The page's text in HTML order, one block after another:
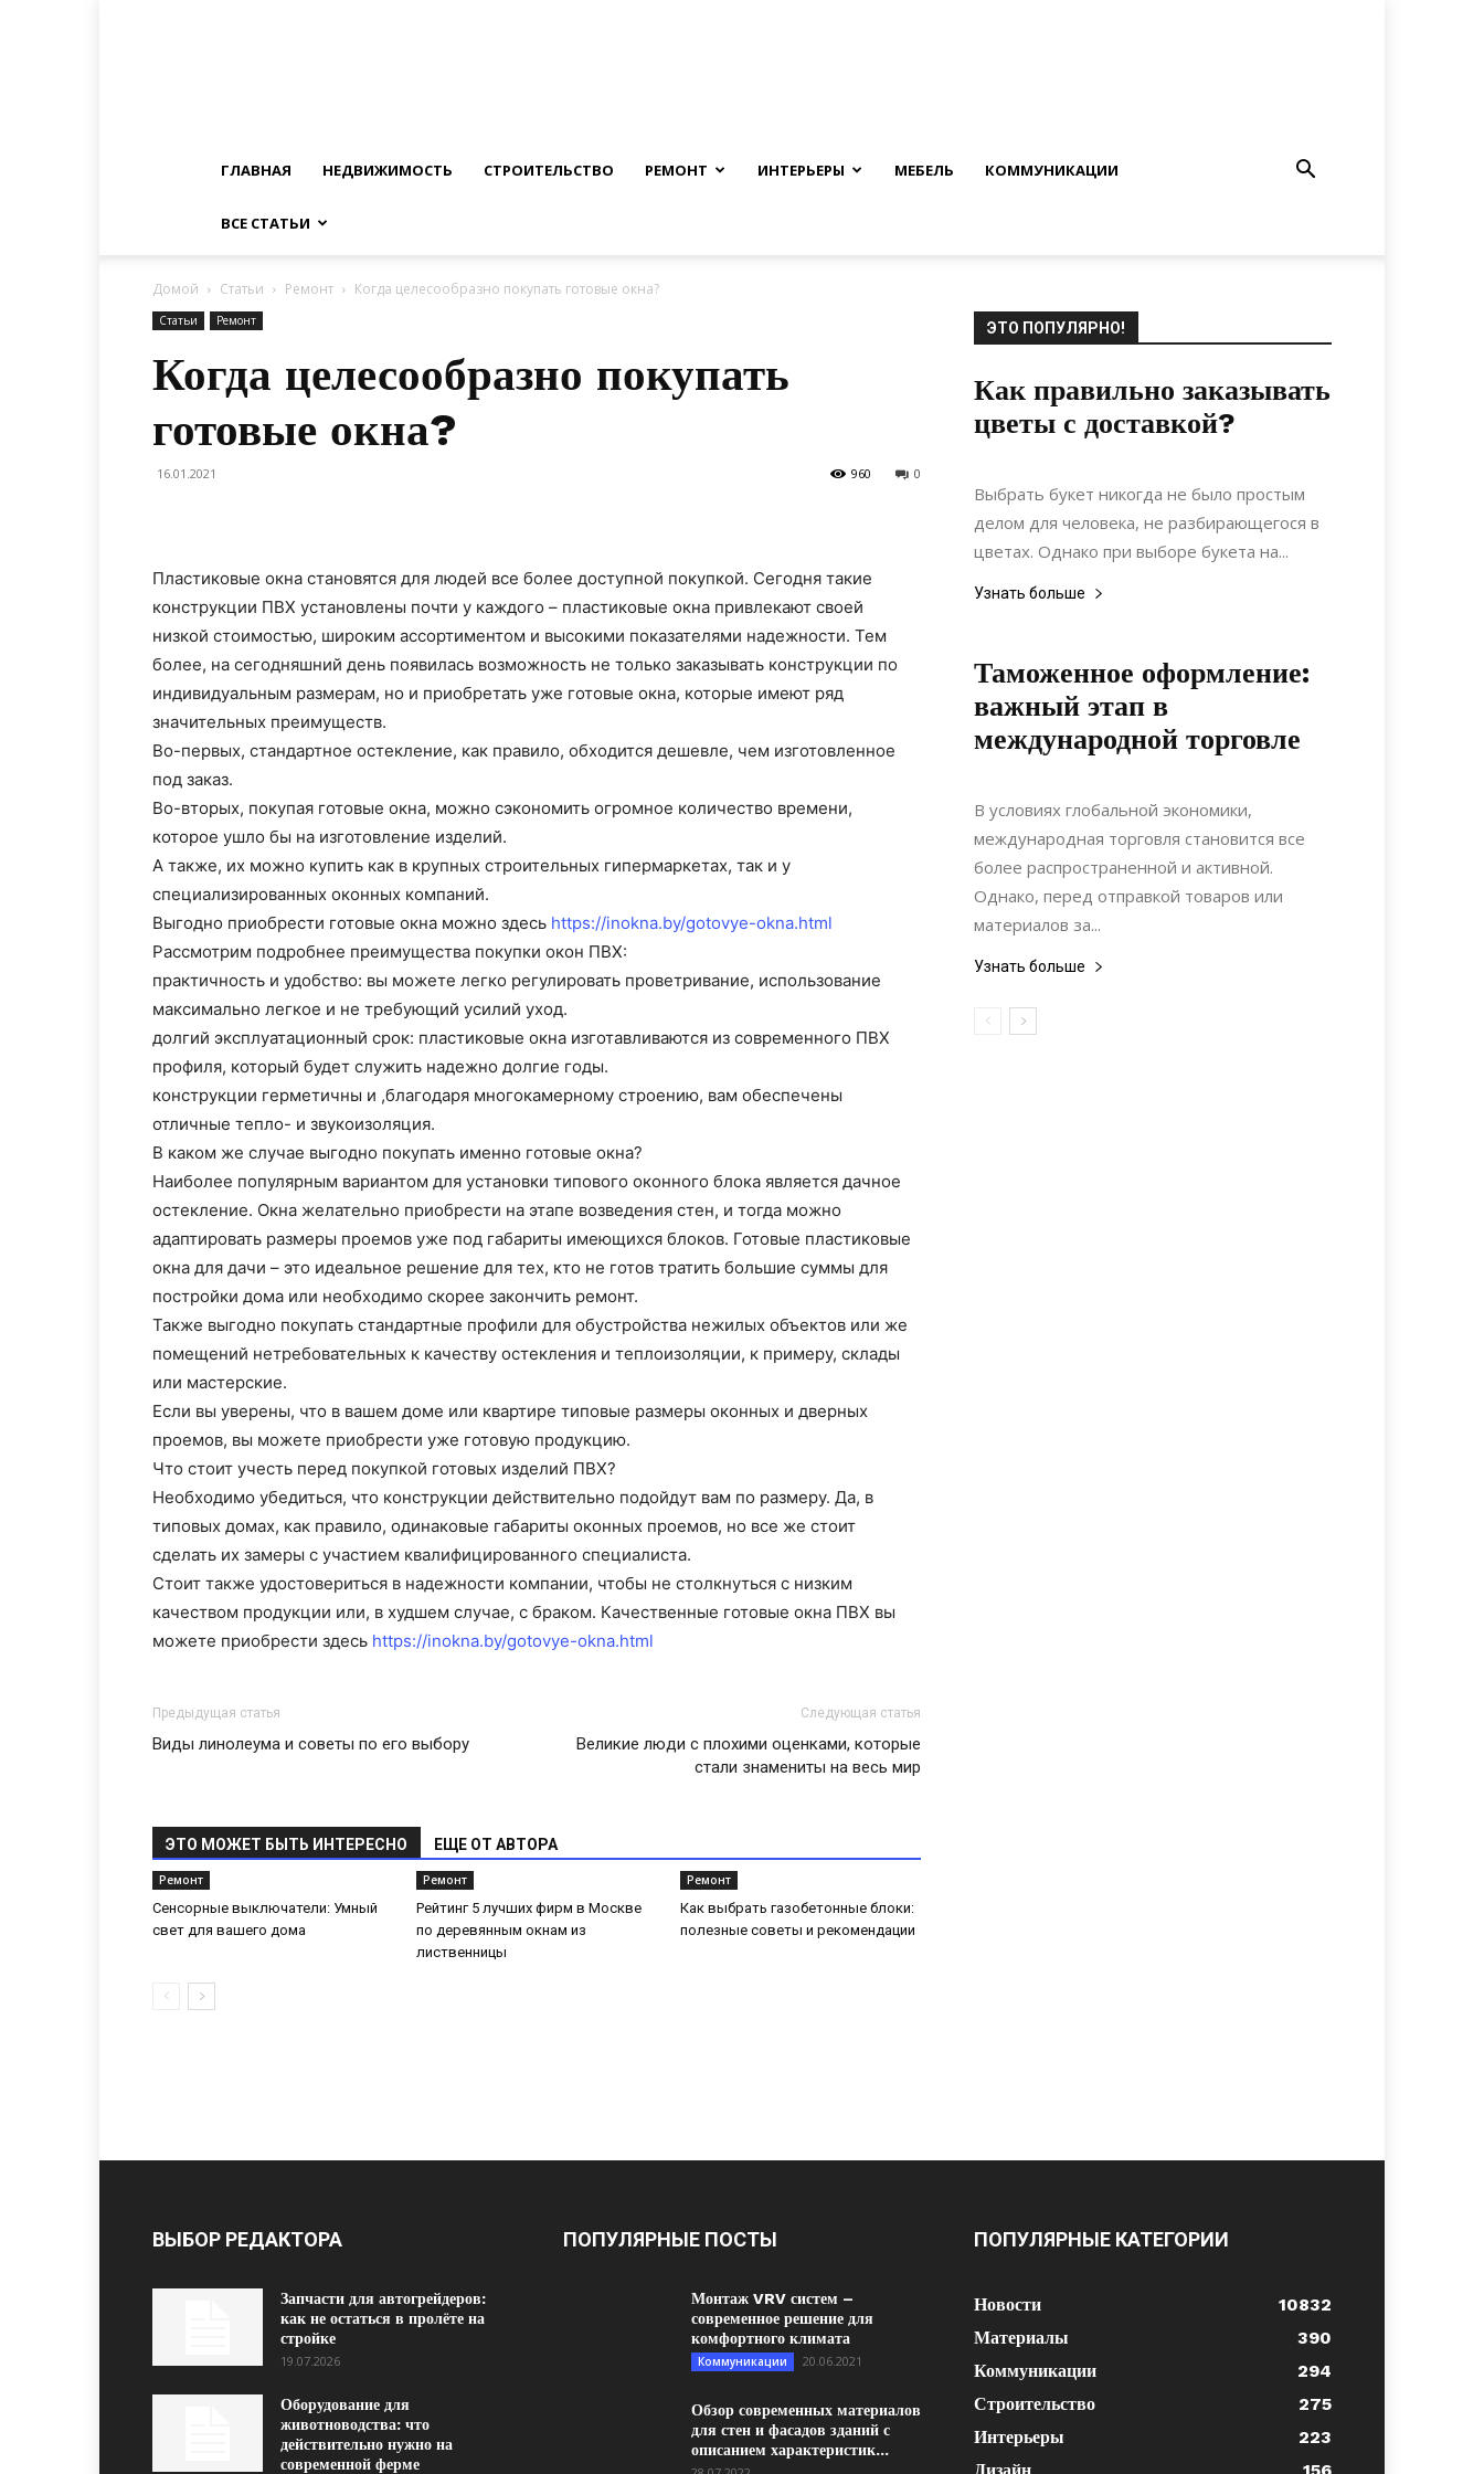
ГЛАВНАЯ НЕДВИЖИМОСТЬ СТРОИТЕЛЬСТВО РЕМОНТ ИНТЕРЬЕРЫ МЕБЕЛЬ КОММУНИКАЦИИ
ВСЕ СТАТЬИ
Домой Статьи Ремонт Когда целесообразно покупать готовые окна?
Статьи Ремонт
Когда целесообразно покупать
готовые окна?
16.01.2021 0
960
Пластиковые окна становятся для людей все более доступной покупкой. Сегодня такие
конструкции ПВХ установлены почти у каждого – пластиковые окна привлекают своей
низкой стоимостью, широким ассортиментом и высокими показателями надежности. Тем
более, на сегодняшний день появилась возможность не только заказывать конструкции по
индивидуальным размерам, но и приобретать уже готовые окна, которые имеют ряд
значительных преимуществ.
Во-первых, стандартное остекление, как правило, обходится дешевле, чем изготовленное
под заказ.
Во-вторых, покупая готовые окна, можно сэкономить огромное количество времени,
которое ушло бы на изготовление изделий.
А также, их можно купить как в крупных строительных гипермаркетах, так и у
специализированных оконных компаний.
Выгодно приобрести готовые окна можно здесь https://inokna.by/gotovye-okna.html
Рассмотрим подробнее преимущества покупки окон ПВХ:
практичность и удобство: вы можете легко регулировать проветривание, использование
максимально легкое и не требующий усилий уход.
долгий эксплуатационный срок: пластиковые окна изготавливаются из современного ПВХ
профиля, который будет служить надежно долгие годы.
конструкции герметичны и ,благодаря многокамерному строению, вам обеспечены
отличные тепло- и звукоизоляция.
В каком же случае выгодно покупать именно готовые окна?
Наиболее популярным вариантом для установки типового оконного блока является дачное
остекление. Окна желательно приобрести на этапе возведения стен, и тогда можно
адаптировать размеры проемов уже под габариты имеющихся блоков. Готовые пластиковые
окна для дачи – это идеальное решение для тех, кто не готов тратить большие суммы для
постройки дома или необходимо скорее закончить ремонт.
Также выгодно покупать стандартные профили для обустройства нежилых объектов или же
помещений нетребовательных к качеству остекления и теплоизоляции, к примеру, склады
или мастерские.
Если вы уверены, что в вашем доме или квартире типовые размеры оконных и дверных
проемов, вы можете приобрести уже готовую продукцию.
Что стоит учесть перед покупкой готовых изделий ПВХ?
Необходимо убедиться, что конструкции действительно подойдут вам по размеру. Да, в
типовых домах, как правило, одинаковые габариты оконных проемов, но все же стоит
сделать их замеры с участием квалифицированного специалиста.
Стоит также удостовериться в надежности компании, чтобы не столкнуться с низким
качеством продукции или, в худшем случае, с браком. Качественные готовые окна ПВХ вы
можете приобрести здесь https://inokna.by/gotovye-okna.html
Предыдущая статья
Виды линолеума и советы по его выбору
Следующая статья
Великие люди с плохими оценками, которые
стали знамениты на весь мир
ЭТО МОЖЕТ БЫТЬ ИНТЕРЕСНО ЕЩЕ ОТ АВТОРА
Ремонт
Сенсорные выключатели: Умный
свет для вашего дома
Ремонт
Рейтинг 5 лучших фирм в Москве
по деревянным окнам из
лиственницы
Ремонт
Как выбрать газобетонные блоки:
полезные советы и рекомендации
ЭТО ПОПУЛЯРНО!
Как правильно заказывать
цветы с доставкой?
20.05.2021
Выбрать букет никогда не было простым
делом для человека, не разбирающегося в
цветах. Однако при выборе букета на...
Узнать больше
Таможенное оформление:
важный этап в
международной торговле
14.05.2022
В условиях глобальной экономики,
международная торговля становится все
более распространенной и активной.
Однако, перед отправкой товаров или
материалов за...
Узнать больше
ВЫБОР РЕДАКТОРА
Запчасти для автогрейдеров:
как не остаться в пролёте на
стройке
19.07.2026
Оборудование для
животноводства: что
действительно нужно на
современной ферме
ПОПУЛЯРНЫЕ ПОСТЫ
Монтаж VRV систем –
современное решение для
комфортного климата
Коммуникации 20.06.2021
Обзор современных материалов
для стен и фасадов зданий с
описанием характеристик...
ПОПУЛЯРНЫЕ КАТЕГОРИИ
Новости
10832
Материалы
390
Коммуникации
294
Строительство
275
Интерьеры
223